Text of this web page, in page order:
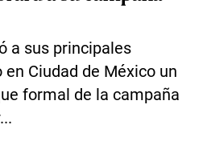
a sus principales
Ciudad de México un
formal de la campaña